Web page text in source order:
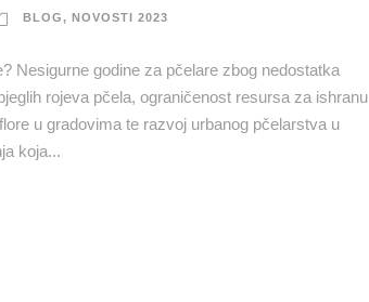
BLOG, NOVOSTI 2023
Nesigurne godine za pčelare zbog nedostatka
rojeva pčela, ograničenost resursa za ishranu
u gradovima te razvoj urbanog pčelarstva u
koja...